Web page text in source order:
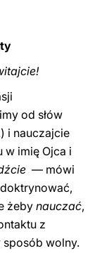
od słów
i nauczajcie
w imię Ojca i
— mówi
żeby nauczać,
z
sposób wolny.